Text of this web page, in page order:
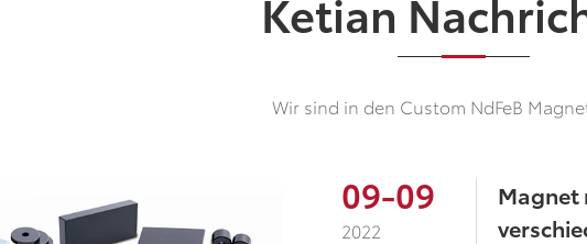
Wir sind in den Custom NdFeB
09-09
2022
Magnet